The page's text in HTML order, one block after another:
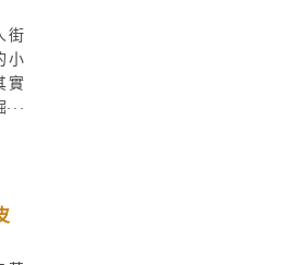
街
小
實
。